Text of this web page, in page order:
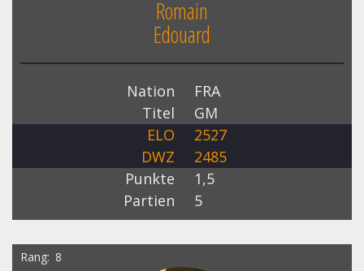
Romain
Edouard
Nation
FRA
Titel
GM
ELO
2527
DWZ
2485
Punkte
1,5
Partien
5
Rang 8